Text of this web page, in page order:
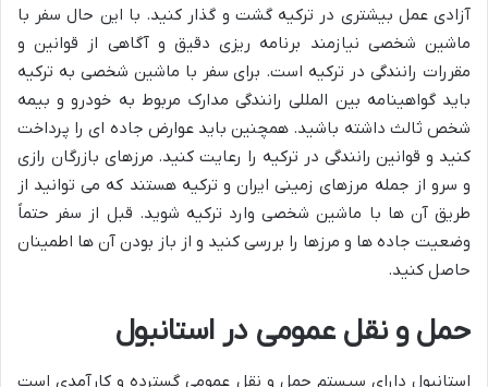
آزادی عمل بیشتری در ترکیه گشت و گذار کنید. با این حال سفر با
ماشین شخصی نیازمند برنامه ریزی دقیق و آگاهی از قوانین و
مقررات رانندگی در ترکیه است. برای سفر با ماشین شخصی به ترکیه
باید گواهینامه بین المللی رانندگی مدارک مربوط به خودرو و بیمه
شخص ثالث داشته باشید. همچنین باید عوارض جاده ای را پرداخت
کنید و قوانین رانندگی در ترکیه را رعایت کنید. مرزهای بازرگان رازی
و سرو از جمله مرزهای زمینی ایران و ترکیه هستند که می توانید از
طریق آن ها با ماشین شخصی وارد ترکیه شوید. قبل از سفر حتماً
وضعیت جاده ها و مرزها را بررسی کنید و از باز بودن آن ها اطمینان
حاصل کنید.
حمل و نقل عمومی در استانبول
استانبول دارای سیستم حمل و نقل عمومی گسترده و کارآمدی است